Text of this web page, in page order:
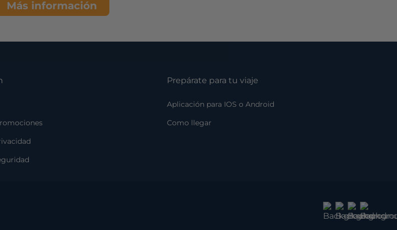
Más información
Prepárate para tu viaje
Aplicación para IOS o Android
Como llegar